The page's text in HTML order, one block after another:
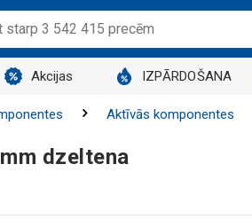
Akcijas IZPĀRDOŠANA
Aktīvās komponentes
dzeltena